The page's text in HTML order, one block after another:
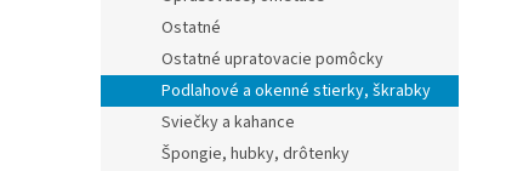
Ostatné
Ostatné upratovacie pomôcky
Podlahové a okenné stierky, škrabky
Sviečky a kahance
Špongie, hubky, drôtenky